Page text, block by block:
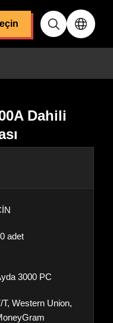
Dahili
adet
3000 PC
T, Western Union,